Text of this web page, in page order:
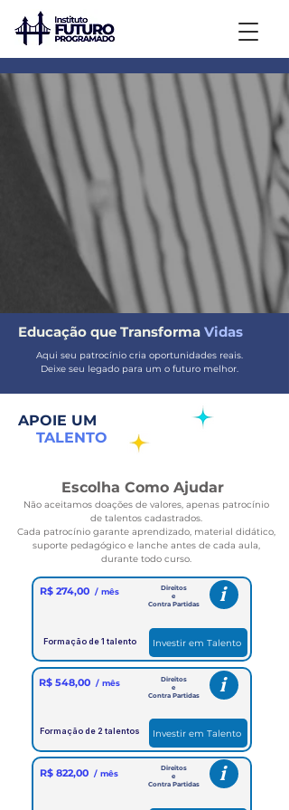
Educação que Transforma Vidas
Aqui seu patrocínio cria oportunidades reais.
Deixe seu legado para um o futuro melhor.
APOIE UM
TALENTO
Escolha Como Ajudar
Não aceitamos doações de valores, apenas patrocínio
de talentos cadastrados.
Cada patrocínio garante aprendizado, material didático,
suporte pedagógico e lanche antes de cada aula,
durante todo curso.
Formação de 1 talento
Direitos
e
Contra Partidas
R$ 274,00 / mês
Investir em Talento
i
Direitos
e
Contra Partidas
R$ 548,00 / mês i
Investir em Talento
Formação de 2 talentos
R$ 822,00 / mês
Direitos
e
Contra Partidas
i